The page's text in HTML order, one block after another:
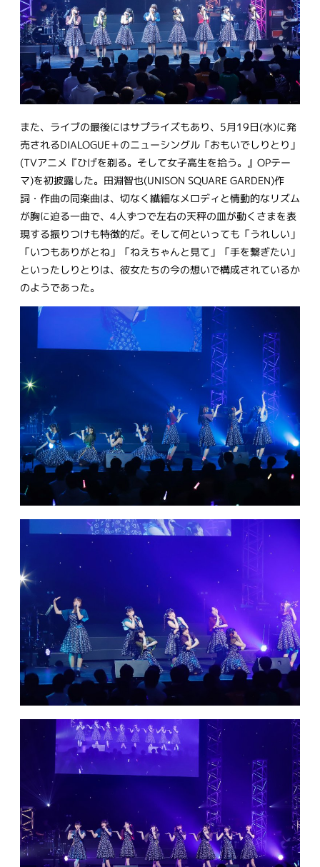
また、ライブの最後にはサプライズもあり、5月19日(水)に発
売されるDIALOGUE＋のニューシングル「おもいでしりとり」
(TVアニメ『ひげを剃る。そして女子高生を拾う。』OPテー
マ)を初披露した。田淵智也(UNISON SQUARE GARDEN)作
詞・作曲の同楽曲は、切なく繊細なメロディと情動的なリズム
が胸に迫る一曲で、4人ずつで左右の天秤の皿が動くさまを表
現する振りつけも特徴的だ。そして何といっても「うれしい」
「いつもありがとね」「ねえちゃんと見て」「手を繋ぎたい」
といったしりとりは、彼女たちの今の想いで構成されているか
のようであった。